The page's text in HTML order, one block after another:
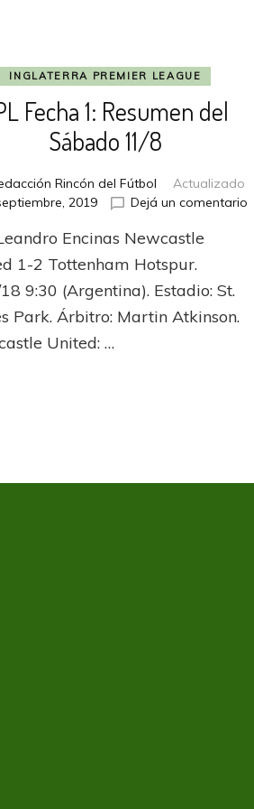
INGLATERRA PREMIER LEAGUE
Fecha 1: Resumen del
Sábado 11/8
Rincón del Fútbol
Actualizado
2019 Dejá un comentarioen
Encinas Newcastle
1-2 Tottenham Hotspur.
9:30 (Argentina). Estadio: St.
Park. Árbitro: Martin Atkinson.
United: …